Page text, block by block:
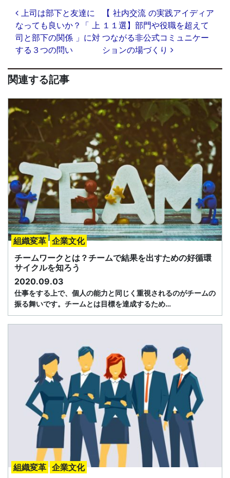
投
稿
ナ
ビ
ゲ
シ
ョ
上司は部下と友達に
なっても良いか？「 上
司と部下の関係 」に対
する３つの問い
【 社内交流 の実践アイディア
１１選】部門や役職を超えて
つながる非公式コミュニケー
ションの場づくり
関連する記事
組織変革 企業文化
チームワークとは？チームで結果を出すための好循環
サイクルを知ろう
2020.09.03
仕事をする上で、個人の能力と同じく重視されるのがチームの
振る舞いです。チームとは目標を達成するため…
組織変革 企業文化